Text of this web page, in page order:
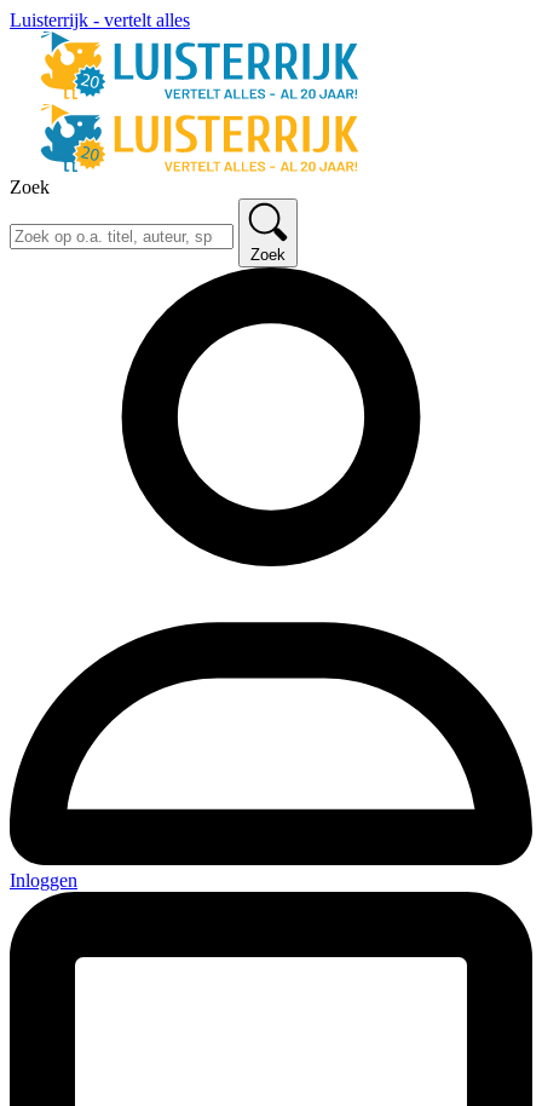
Luisterrijk - vertelt alles
Zoek
Zoek
Inloggen